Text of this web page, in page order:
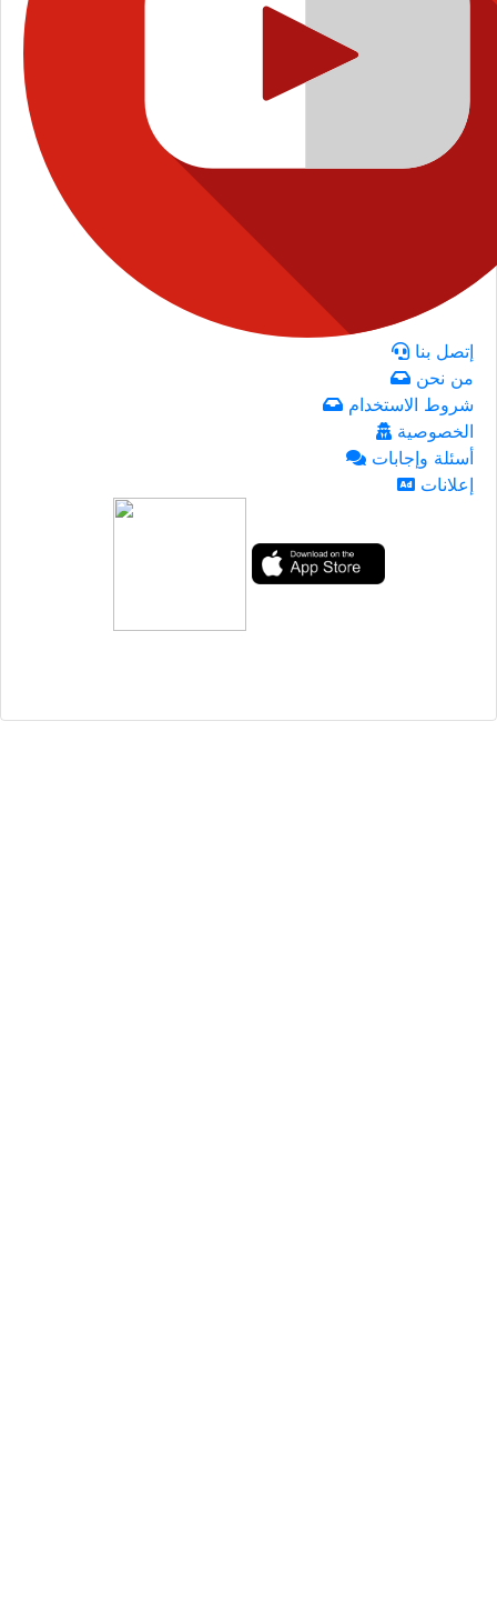
إتصل بنا
من نحن
شروط الاستخدام
الخصوصية
أسئلة وإجابات
إعلانات